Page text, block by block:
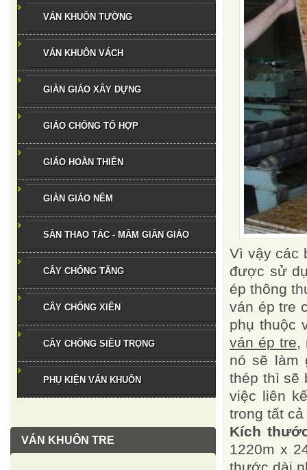
VÁN KHUÔN TƯỜNG
VÁN KHUÔN VÁCH
GIÀN GIÁO XÂY DỰNG
GIÁO CHỐNG TỔ HỢP
GIÁO HOÀN THIỆN
GIÀN GIÁO NÊM
SÀN THAO TÁC - MÂM GIÀN GIÁO
CÂY CHỐNG TĂNG
CÂY CHỐNG XIÊN
CÂY CHỐNG SIÊU TRỌNG
PHỤ KIỆN VÁN KHUÔN
VÁN KHUÔN TRE
Vì vậy các
được sử
ép thông
ván ép tre
phụ thuộc
ván ép tre,
nó sẽ làm
thép thì sẽ
việc liên
trong tất
Kích
1220m x